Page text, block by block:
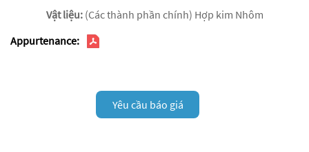
Vật liệu: (Các thành phần chính) Hợp kim Nhôm
Appurtenance:
Yêu cầu báo giá